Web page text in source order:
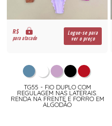
R$
para atacado
Logue-se para
ver o preço
TG55 - FIO DUPLO COM
REGULAGEM NAS LATERAIS.
RENDA NA FRENTE E FORRO EM
ALGODÃO